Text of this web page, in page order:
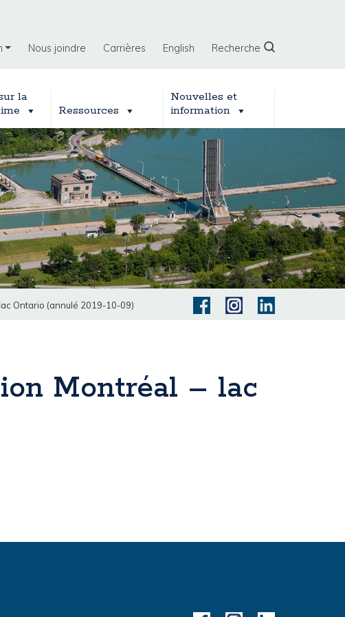
Nous joindre Carrières English Recherche
la
Ressources
Nouvelles et
information
Ontario (annulé 2019-10-09)
Montréal – lac